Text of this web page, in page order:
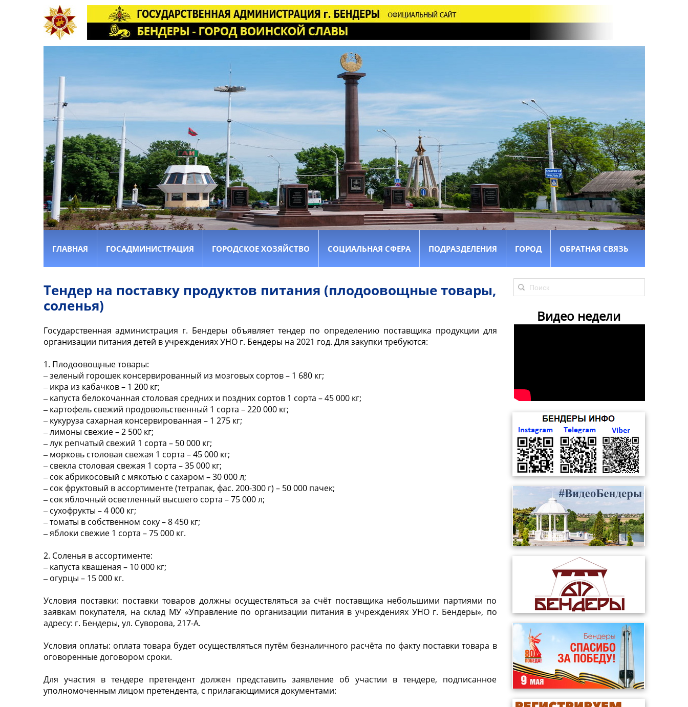
ГЛАВНАЯ ГОСАДМИНИСТРАЦИЯ ГОРОДСКОЕ ХОЗЯЙСТВО СОЦИАЛЬНАЯ СФЕРА ПОДРАЗДЕЛЕНИЯ ГОРОД ОБРАТНАЯ СВЯЗЬ
Тендер на поставку продуктов питания (плодоовощные товары,
соленья)
Государственная администрация г. Бендеры объявляет тендер по определению поставщика продукции для
организации питания детей в учреждениях УНО г. Бендеры на 2021 год. Для закупки требуются:
1. Плодоовощные товары:
‒ зеленый горошек консервированный из мозговых сортов – 1 680 кг;
‒ икра из кабачков – 1 200 кг;
‒ капуста белокочанная столовая средних и поздних сортов 1 сорта – 45 000 кг;
‒ картофель свежий продовольственный 1 сорта – 220 000 кг;
‒ кукуруза сахарная консервированная – 1 275 кг;
‒ лимоны свежие – 2 500 кг;
‒ лук репчатый свежий 1 сорта – 50 000 кг;
‒ морковь столовая свежая 1 сорта – 45 000 кг;
‒ свекла столовая свежая 1 сорта – 35 000 кг;
‒ сок абрикосовый с мякотью с сахаром – 30 000 л;
‒ сок фруктовый в ассортименте (тетрапак, фас. 200-300 г) – 50 000 пачек;
‒ сок яблочный осветленный высшего сорта – 75 000 л;
‒ сухофрукты – 4 000 кг;
‒ томаты в собственном соку – 8 450 кг;
‒ яблоки свежие 1 сорта – 75 000 кг.
2. Соленья в ассортименте:
‒ капуста квашеная – 10 000 кг;
‒ огурцы – 15 000 кг.
Условия поставки: поставки товаров должны осуществляться за счёт поставщика небольшими партиями по
заявкам покупателя, на склад МУ «Управление по организации питания в учреждениях УНО г. Бендеры», по
адресу: г. Бендеры, ул. Суворова, 217-А.
Условия оплаты: оплата товара будет осуществляться путём безналичного расчёта по факту поставки товара в
оговоренные договором сроки.
Для участия в тендере претендент должен представить заявление об участии в тендере, подписанное
уполномоченным лицом претендента, с прилагающимися документами:
Видео недели